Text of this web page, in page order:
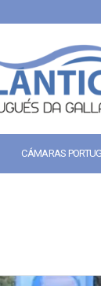
CÁMARAS